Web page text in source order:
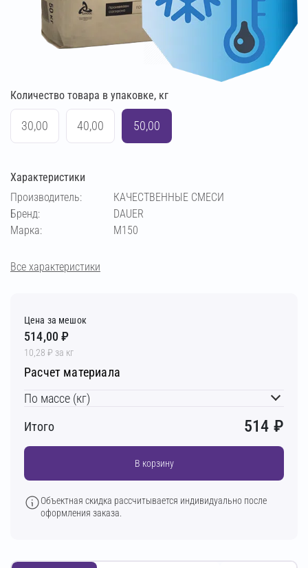
Количество товара в упаковке, кг
30,00 40,00 50,00
Характеристики
Производитель:
КАЧЕСТВЕННЫЕ СМЕСИ
Бренд:
DAUER
Марка:
М150
Все характеристики
Цена за мешок
514,00 ₽
10,28 ₽ за кг
Расчет материала
По массе (кг)
Итого
514 ₽
В корзину
Объектная скидка рассчитывается индивидуально после
оформления заказа.